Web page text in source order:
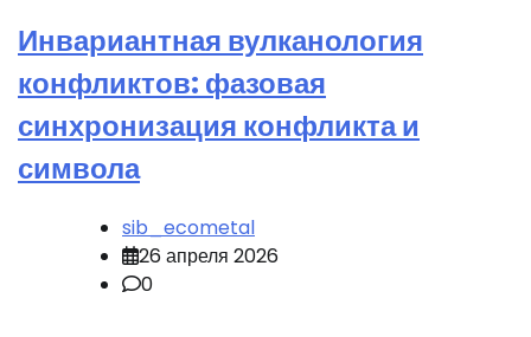
Инвариантная вулканология
конфликтов: фазовая
синхронизация конфликта и
символа
sib_ecometal
26 апреля 2026
0